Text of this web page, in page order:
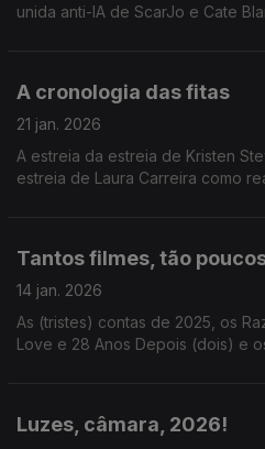
unida anti-IA de ScarJo e Cate
A cronologia das fitas
21 jan. 2026
A estreia da estreia de Kristen
estreia de Laura Carreira como
Tantos filmes, tão
14 jan. 2026
As (tristes) contas de 2025, os
Love e 28 Anos Depois (dois) e
Luzes, câmara, 2026!